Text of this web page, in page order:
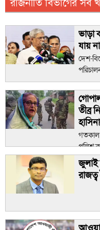
ভাড়া
যায়
দেশ-
শনিবার
ও
করেন।
তীব্র
গতকাল
পুলিশ
ও
জুলাই